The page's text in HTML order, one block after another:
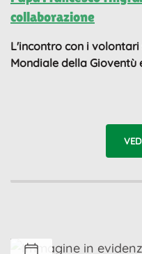
collaborazione
L'incontro con i
Mondiale della Gioventù